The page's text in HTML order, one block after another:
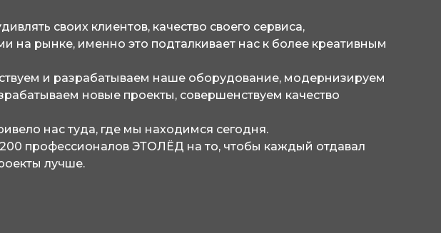
своих клиентов, качество своего сервиса,
на рынке, именно это подталкивает нас к более креативным
и разрабатываем наше оборудование, модернизируем
новые проекты, совершенствуем качество
нас туда, где мы находимся сегодня.
профессионалов ЭТОЛЁД на то, чтобы каждый отдавал
лучше.